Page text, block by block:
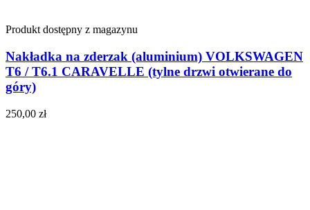
Produkt dostępny z magazynu
Nakładka na zderzak (aluminium) VOLKSWAGEN
T6 / T6.1 CARAVELLE (tylne drzwi otwierane do
góry)
250,00 zł